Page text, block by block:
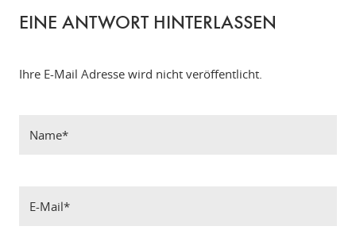
EINE ANTWORT HINTERLASSEN
Ihre E-Mail Adresse wird nicht veröffentlicht.